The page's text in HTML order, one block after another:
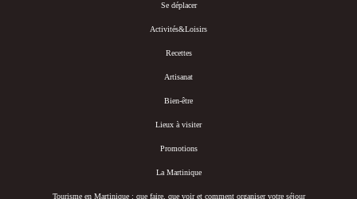
Se déplacer
Activités&Loisirs
Recettes
Artisanat
Bien-être
Lieux à visiter
Promotions
La Martinique
Tourisme en Martinique : que faire, que voir et comment organiser votre séjour